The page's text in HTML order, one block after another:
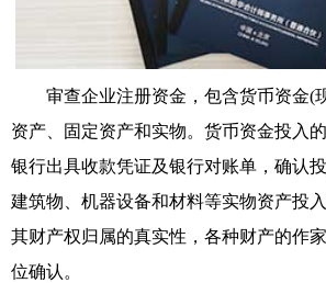
审查企业注册资金，包含货币资金(
资产、固定资产和实物。货币资金投入
银行出具收款凭证及银行对账单，确认
建筑物、机器设备和材料等实物资产投
其财产权归属的真实性，各种财产的作
位确认。